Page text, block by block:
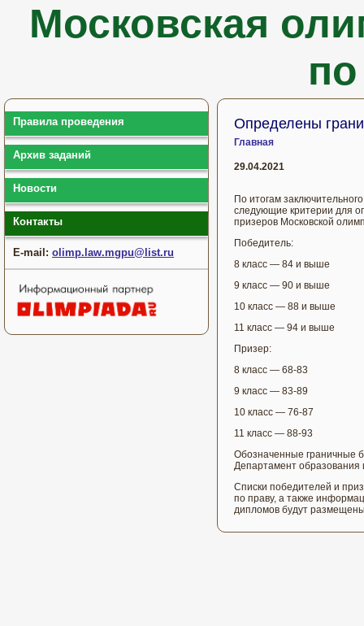
Московская
Правила проведения
Архив заданий
Новости
Контакты
E-mail: olimp.law.mgpu@list.ru
Определены
Главная
29.04.2021
По итогам
следующие критерии для
призеров Московской
Победитель:
8 класс — 84 и выше
9 класс — 90 и выше
10 класс — 88 и выше
11 класс — 94 и выше
Призер:
8 класс — 68-83
9 класс — 83-89
10 класс — 76-87
11 класс — 88-93
Обозначенные граничные
Департамент образования
Списки победителей и
по праву, а также
дипломов будут